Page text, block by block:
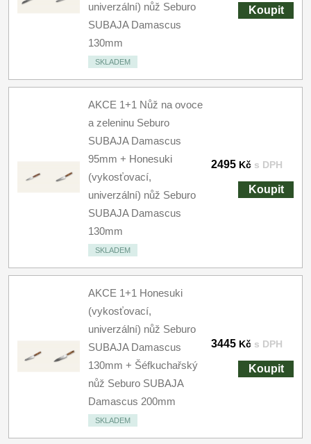
univerzální) nůž Seburo
SUBAJA Damascus
130mm
SKLADEM
Koupit
AKCE 1+1 Nůž na ovoce
a zeleninu Seburo
SUBAJA Damascus
95mm + Honesuki
(vykosťovací,
univerzální) nůž Seburo
SUBAJA Damascus
130mm
SKLADEM
2495 Kč s DPH
Koupit
AKCE 1+1 Honesuki
(vykosťovací,
univerzální) nůž Seburo
SUBAJA Damascus
130mm + Šéfkuchařský
nůž Seburo SUBAJA
Damascus 200mm
SKLADEM
3445 Kč s DPH
Koupit